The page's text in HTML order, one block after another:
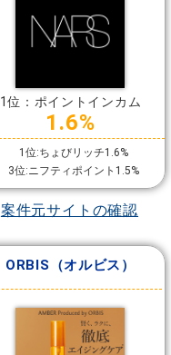
1位：ポイントインカム
1.6%
1位:ちょびリッチ1.6%
3位:ニフティポイント1.5%
案件元サイトの確認
ORBIS（オルビス）